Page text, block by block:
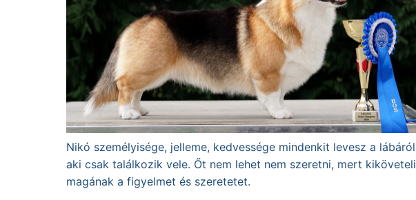
Nikó személyisége, jelleme, kedvessége mindenkit levesz a lábáról
aki csak találkozik vele. Őt nem lehet nem szeretni, mert kiköveteli
magának a figyelmet és szeretetet.